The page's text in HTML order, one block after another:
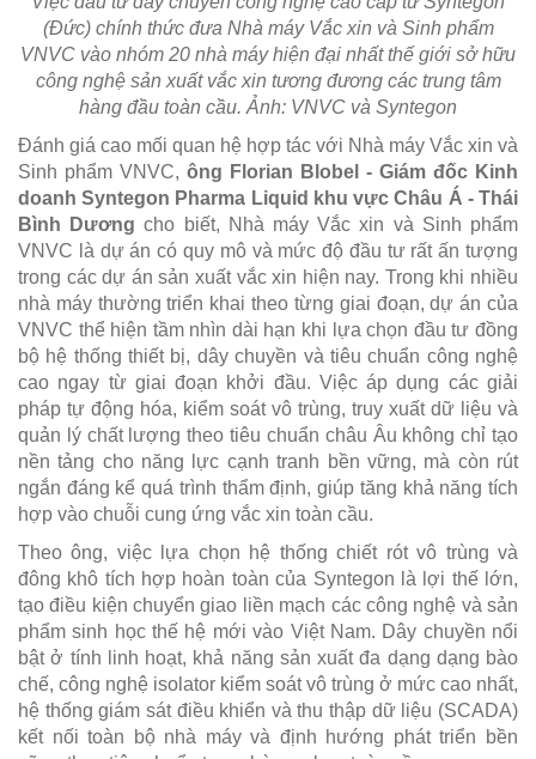
(Đức) chính thức đưa Nhà máy Vắc xin và Sinh phẩm
VNVC vào nhóm 20 nhà máy hiện đại nhất thế giới sở hữu
công nghệ sản xuất vắc xin tương đương các trung tâm
hàng đầu toàn cầu. Ảnh: VNVC và Syntegon
Đánh giá cao mối quan hệ hợp tác với Nhà máy Vắc xin và
Sinh phẩm VNVC, ông Florian Blobel - Giám đốc Kinh
doanh Syntegon Pharma Liquid khu vực Châu Á - Thái
Bình Dương cho biết, Nhà máy Vắc xin và Sinh phẩm
VNVC là dự án có quy mô và mức độ đầu tư rất ấn tượng
trong các dự án sản xuất vắc xin hiện nay. Trong khi nhiều
nhà máy thường triển khai theo từng giai đoạn, dự án của
VNVC thể hiện tầm nhìn dài hạn khi lựa chọn đầu tư đồng
bộ hệ thống thiết bị, dây chuyền và tiêu chuẩn công nghệ
cao ngay từ giai đoạn khởi đầu. Việc áp dụng các giải
pháp tự động hóa, kiểm soát vô trùng, truy xuất dữ liệu và
quản lý chất lượng theo tiêu chuẩn châu Âu không chỉ tạo
nền tảng cho năng lực cạnh tranh bền vững, mà còn rút
ngắn đáng kể quá trình thẩm định, giúp tăng khả năng tích
hợp vào chuỗi cung ứng vắc xin toàn cầu.
Theo ông, việc lựa chọn hệ thống chiết rót vô trùng và
đông khô tích hợp hoàn toàn của Syntegon là lợi thế lớn,
tạo điều kiện chuyển giao liền mạch các công nghệ và sản
phẩm sinh học thế hệ mới vào Việt Nam. Dây chuyền nổi
bật ở tính linh hoạt, khả năng sản xuất đa dạng dạng bào
chế, công nghệ isolator kiểm soát vô trùng ở mức cao nhất,
hệ thống giám sát điều khiển và thu thập dữ liệu (SCADA)
kết nối toàn bộ nhà máy và định hướng phát triển bền